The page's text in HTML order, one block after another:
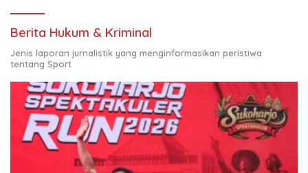
Berita Hukum & Kriminal
Jenis laporan jurnalistik yang menginformasikan peristiwa
tentang Sport